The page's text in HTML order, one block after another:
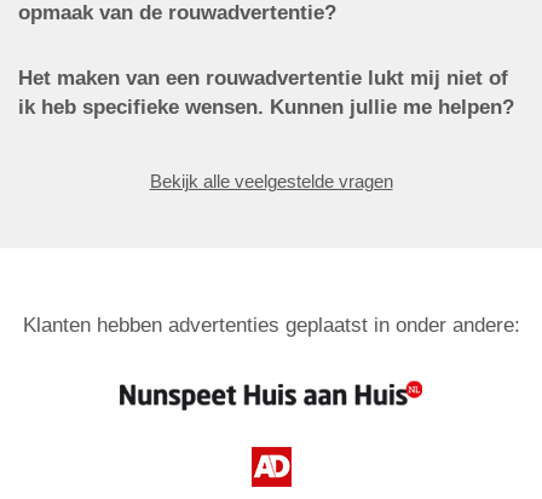
opmaak van de rouwadvertentie?
Het maken van een rouwadvertentie lukt mij niet of
ik heb specifieke wensen. Kunnen jullie me helpen?
Bekijk alle veelgestelde vragen
Klanten hebben advertenties geplaatst in onder andere: